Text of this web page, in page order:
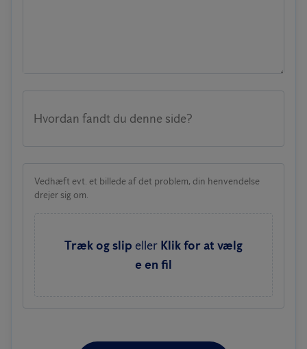
Hvordan fandt du denne side?
Vedhæft evt. et billede af det problem, din henvendelse
drejer sig om.
Træk og slip eller Klik for at vælg
e en fil